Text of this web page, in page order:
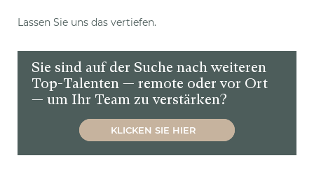
Lassen Sie uns das vertiefen.
Sie sind auf der Suche nach weiteren
Top-Talenten — remote oder vor Ort
— um Ihr Team zu verstärken?
KLICKEN SIE HIER